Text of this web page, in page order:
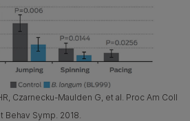
Czarnecku-Maulden G, et al. Proc Am Coll
Behav Symp. 2018.